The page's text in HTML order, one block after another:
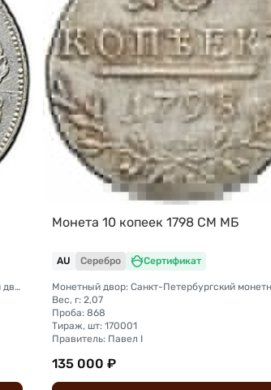
Монетный двор: Санкт-Петербургский монетный двор
Монета 10 копеек 1798 СМ МБ
AU Серебро Сертификат
Вес, г: 2,07
Проба: 868
Тираж, шт: 170001
Правитель: Павел I
135 000 ₽